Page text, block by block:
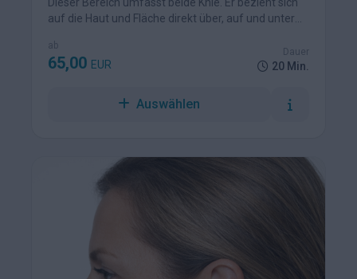
Dieser Bereich umfasst beide Knie. Er bezieht sich
auf die Haut und Fläche direkt über, auf und unter
Haare wachsen und der beim Stehen/Gehen
sichtbar ist.
ab
65,00 EUR
Dauer
20 Min.
Auswählen